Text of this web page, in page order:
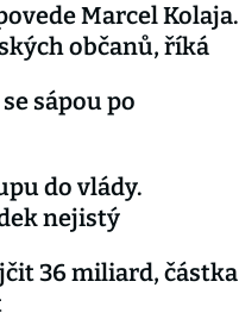
Marcel Kolaja.
občanů, říká
sápou po
do vlády.
nejistý
36 miliard, částka